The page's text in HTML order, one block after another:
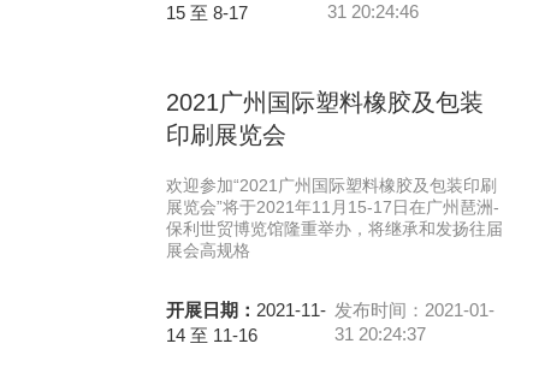
15 至 8-17
31 20:24:46
2021广州国际塑料橡胶及包装
印刷展览会
欢迎参加“2021广州国际塑料橡胶及包装印刷
展览会”将于2021年11月15-17日在广州琶洲-
保利世贸博览馆隆重举办，将继承和发扬往届
展会高规格
开展日期： 2021-11-
14 至 11-16
发布时间：2021-01-
31 20:24:37